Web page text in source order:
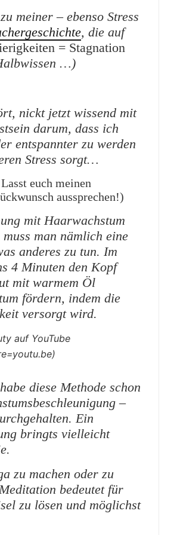
meiner – ebenso Stress
, die auf
= Stagnation
…)
nickt jetzt wissend mit
darum, dass ich
entspannter zu werden
Stress sorgt…
euch meinen
aussprechen!)
mit Haarwachstum
man nämlich eine
anderes zu tun. Im
4 Minuten den Kopf
mit warmem Öl
fördern, indem die
versorgt wird.
auf YouTube
diese Methode schon
–
Ein
bringts vielleicht
zu machen oder zu
bedeutet für
zu lösen und möglichst